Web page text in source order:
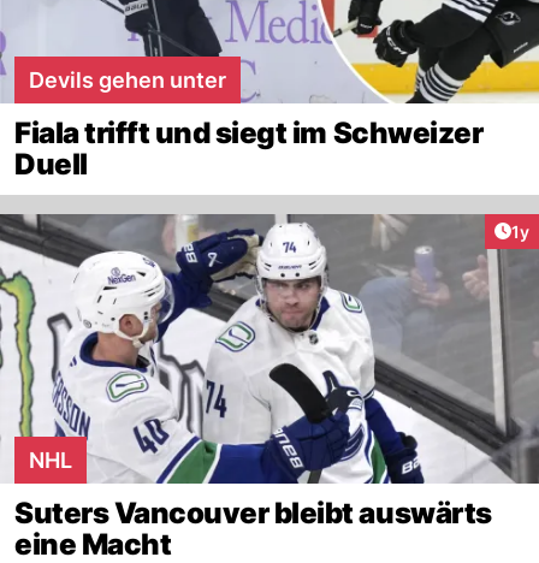
Devils gehen unter
Fiala trifft und siegt im Schweizer
Duell
1y
NHL
Suters Vancouver bleibt auswärts
eine Macht